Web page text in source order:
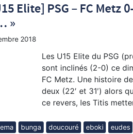
Elite] PSG – FC Metz
»
2018
Les U15 Elite du PSG
sont inclinés (2-0) ce
FC Metz. Une histoire
deux (22′ et 31′) alors
ce revers, les Titis
bunga doucouré eboki eudes